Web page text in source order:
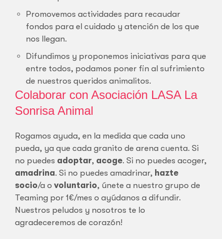
Promovemos actividades para recaudar
fondos para el cuidado y atención de los que
nos llegan.
Difundimos y proponemos iniciativas para que
entre todos, podamos poner fin al sufrimiento
de nuestros queridos animalitos.
Colaborar con Asociación LASA La
Sonrisa Animal
Rogamos ayuda, en la medida que cada uno
pueda, ya que cada granito de arena cuenta. Si
no puedes adoptar, acoge. Si no puedes acoger,
amadrina. Si no puedes amadrinar, hazte
socio/a o voluntario, únete a nuestro grupo de
Teaming por 1€/mes o ayúdanos a difundir.
Nuestros peludos y nosotros te lo
agradeceremos de corazón!